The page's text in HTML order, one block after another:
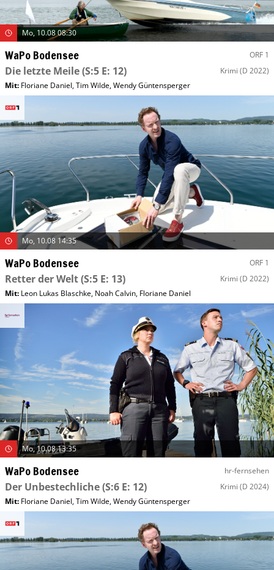
Mo, 10.08 08:30
WaPo Bodensee ORF 1
Die letzte Meile(S:5 E: 12) Krimi (D 2022)
Mit: Floriane Daniel,Tim Wilde,Wendy Güntensperger
Mo, 10.08 14:35
WaPo Bodensee ORF 1
Retter der Welt(S:5 E: 13) Krimi (D 2022)
Mit: Leon Lukas Blaschke, Noah Calvin, Floriane Daniel
Mo, 10.08 13:35
WaPo Bodensee hr-fernsehen
Der Unbestechliche(S:6 E: 12) Krimi (D 2024)
Mit: Floriane Daniel,Tim Wilde,Wendy Güntensperger